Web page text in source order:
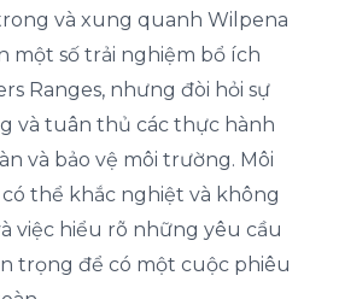
và xung quanh Wilpena
một số trải nghiệm bổ ích
Ranges, nhưng đòi hỏi sự
và tuân thủ các thực hành
và bảo vệ môi trường. Môi
thể khắc nghiệt và không
việc hiểu rõ những yêu cầu
trọng để có một cuộc phiêu